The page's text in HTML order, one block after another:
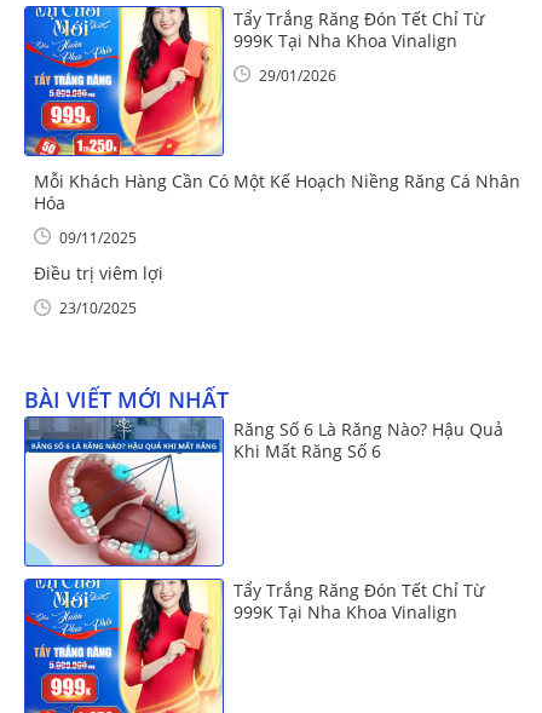
Tẩy Trắng Răng Đón Tết Chỉ Từ
999K Tại Nha Khoa Vinalign
29/01/2026
Mỗi Khách Hàng Cần Có Một Kế Hoạch Niềng Răng Cá Nhân
Hóa
09/11/2025
Điều trị viêm lợi
23/10/2025
BÀI VIẾT MỚI NHẤT
Răng Số 6 Là Răng Nào? Hậu Quả
Khi Mất Răng Số 6
Tẩy Trắng Răng Đón Tết Chỉ Từ
999K Tại Nha Khoa Vinalign